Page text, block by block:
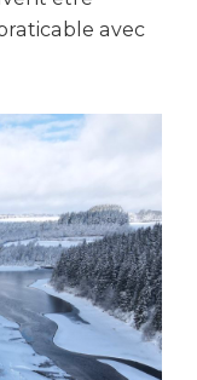
avec